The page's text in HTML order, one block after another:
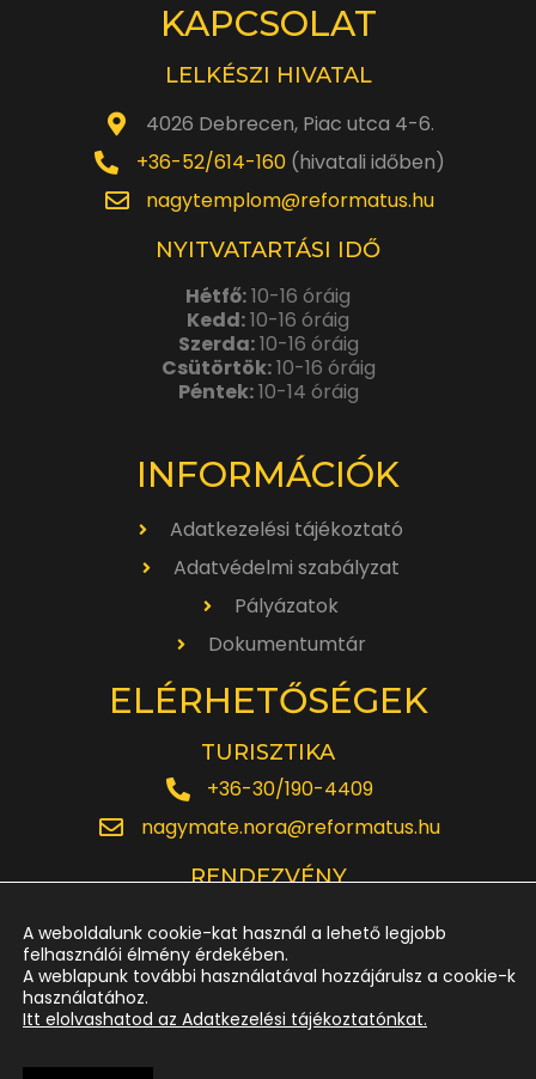
KAPCSOLAT
LELKÉSZI HIVATAL
4026 Debrecen, Piac utca 4-6.
+36-52/614-160(hivatali időben)
nagytemplom@reformatus.hu
NYITVATARTÁSI IDŐ
Hétfő:10-16 óráig
Kedd:10-16 óráig
Szerda:10-16 óráig
Csütörtök:10-16 óráig
Péntek:10-14 óráig
INFORMÁCIÓK
Adatkezelési tájékoztató
Adatvédelmi szabályzat
Pályázatok
Dokumentumtár
ELÉRHETŐSÉGEK
TURISZTIKA
+36-30/190-4409
nagymate.nora@reformatus.hu
RENDEZVÉNY
rendezveny.nagytemplom@reformatus.hu
+36-52/614-185
A weboldalunk cookie-kat használ a lehető legjobb
felhasználói élmény érdekében.
A weblapunk további használatával hozzájárulsz a cookie-k
használatához.
Itt elolvashatod az Adatkezelési tájékoztatónkat.